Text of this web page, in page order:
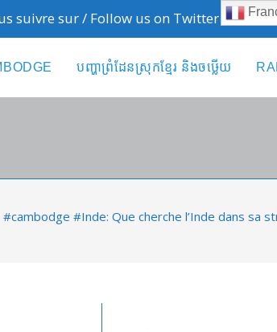
sur / Follow us on Twitter
បញ្ហាព្រំដែនស្រុកខ្មែរ និងចឞ្លើយ
#cambodge #Inde: Que cherche l’Inde dans sa